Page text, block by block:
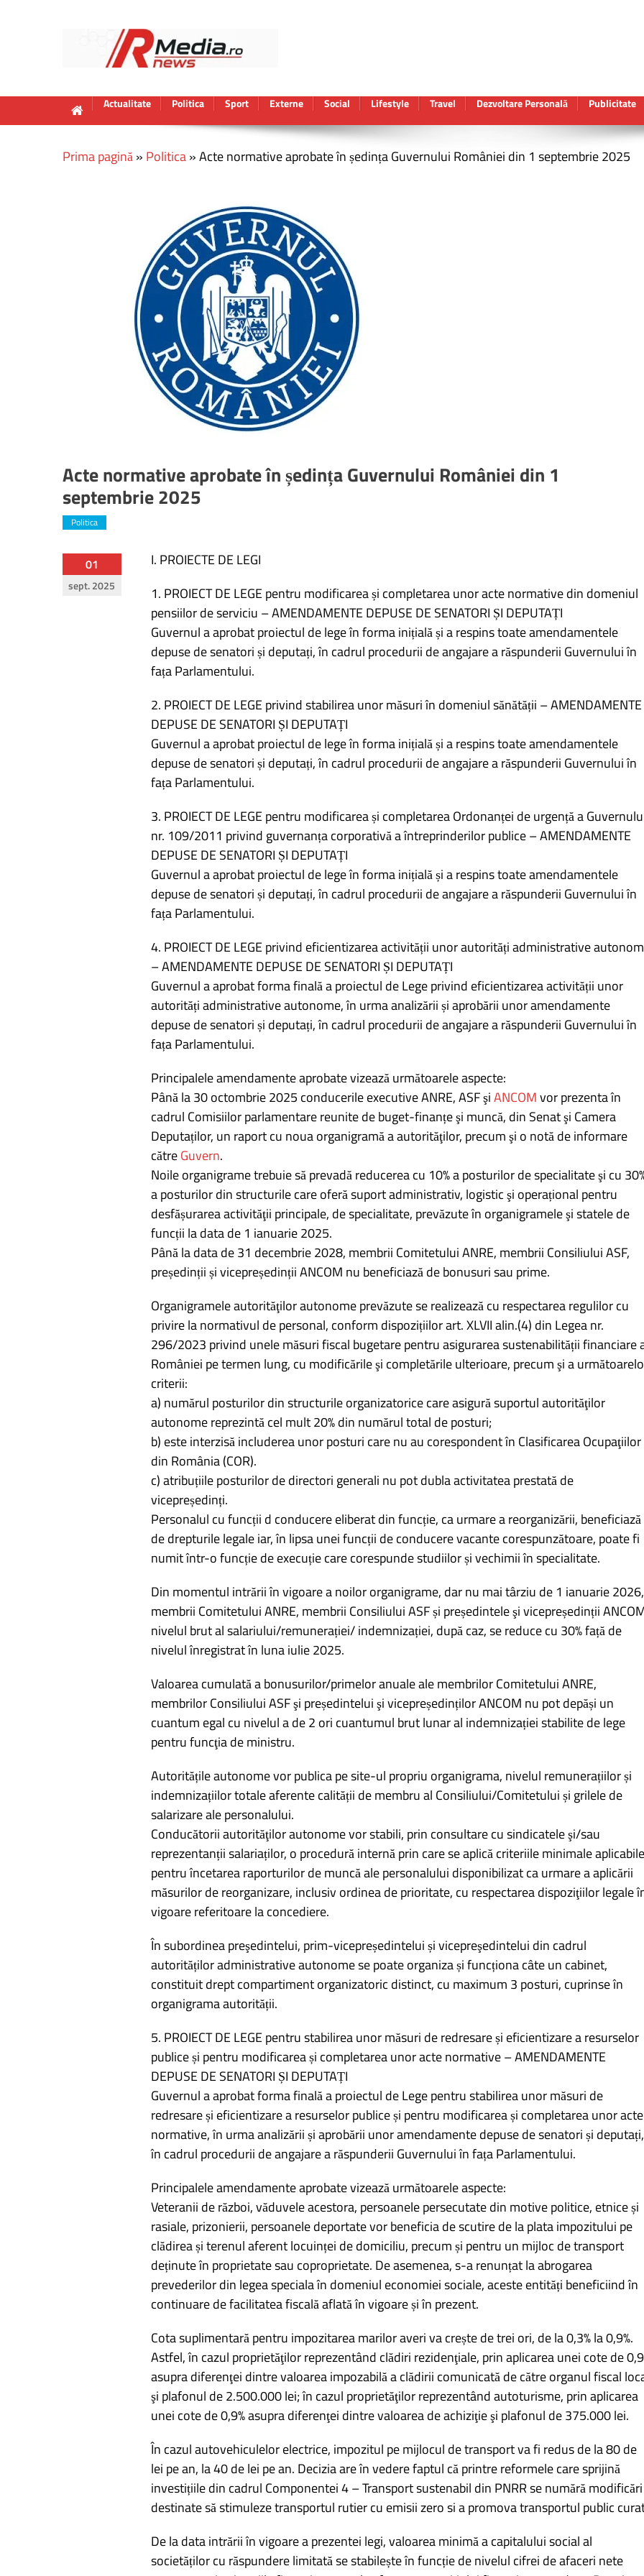
Actualitate Politica Sport Externe Social Lifestyle Travel Dezvoltare Personală Publicitate
Prima pagină» Politica»Acte normative aprobate în ședința Guvernului României din 1 septembrie 2025
Acte normative aprobate în ședința Guvernului României din 1
septembrie 2025
Politica
01
sept. 2025
I. PROIECTE DE LEGI
1. PROIECT DE LEGE pentru modificarea și completarea unor acte normative din domeniul
pensiilor de serviciu – AMENDAMENTE DEPUSE DE SENATORI ȘI DEPUTAȚI
Guvernul a aprobat proiectul de lege în forma inițială și a respins toate amendamentele
depuse de senatori și deputați, în cadrul procedurii de angajare a răspunderii Guvernului în
fața Parlamentului.
2. PROIECT DE LEGE privind stabilirea unor măsuri în domeniul sănătății – AMENDAMENTE
DEPUSE DE SENATORI ȘI DEPUTAȚI
Guvernul a aprobat proiectul de lege în forma inițială și a respins toate amendamentele
depuse de senatori și deputați, în cadrul procedurii de angajare a răspunderii Guvernului în
fața Parlamentului.
3. PROIECT DE LEGE pentru modificarea și completarea Ordonanței de urgență a
nr. 109/2011 privind guvernanța corporativă a întreprinderilor publice – AMENDAMENTE
DEPUSE DE SENATORI ȘI DEPUTAȚI
Guvernul a aprobat proiectul de lege în forma inițială și a respins toate amendamentele
depuse de senatori și deputați, în cadrul procedurii de angajare a răspunderii Guvernului în
fața Parlamentului.
4. PROIECT DE LEGE privind eficientizarea activității unor autorități administrative
– AMENDAMENTE DEPUSE DE SENATORI ȘI DEPUTAȚI
Guvernul a aprobat forma finală a proiectul de Lege privind eficientizarea activității unor
autorități administrative autonome, în urma analizării și aprobării unor amendamente
depuse de senatori și deputați, în cadrul procedurii de angajare a răspunderii Guvernului în
fața Parlamentului.
Principalele amendamente aprobate vizează următoarele aspecte:
Până la 30 octombrie 2025 conducerile executive ANRE, ASF şiANCOMvor prezenta în
cadrul Comisiilor parlamentare reunite de buget-finanțe şi muncă, din Senat şi Camera
Deputaților, un raport cu noua organigramă a autorităţilor, precum şi o notă de informare
cătreGuvern.
Noile organigrame trebuie să prevadă reducerea cu 10% a posturilor de specialitate şi cu
a posturilor din structurile care oferă suport administrativ, logistic şi operațional pentru
desfășurarea activităţii principale, de specialitate, prevăzute în organigramele şi statele de
funcții la data de 1 ianuarie 2025.
Până la data de 31 decembrie 2028, membrii Comitetului ANRE, membrii Consiliului ASF,
președinții și vicepreședinții ANCOM nu beneficiază de bonusuri sau prime.
Organigramele autorităţilor autonome prevăzute se realizează cu respectarea regulilor cu
privire la normativul de personal, conform dispozițiilor art. XLVII alin.(4) din Legea nr.
296/2023 privind unele măsuri fiscal bugetare pentru asigurarea sustenabilității financiare
României pe termen lung, cu modificările şi completările ulterioare, precum şi a
criterii:
a) numărul posturilor din structurile organizatorice care asigură suportul autorităţilor
autonome reprezintă cel mult 20% din numărul total de posturi;
b) este interzisă includerea unor posturi care nu au corespondent în Clasificarea Ocupaţiilor
din România (COR).
c) atribuțiile posturilor de directori generali nu pot dubla activitatea prestată de
vicepreședinți.
Personalul cu funcții d conducere eliberat din funcție, ca urmare a reorganizării, beneficiază
de drepturile legale iar, în lipsa unei funcții de conducere vacante corespunzătoare, poate fi
numit într-o funcție de execuție care corespunde studiilor și vechimii în specialitate.
Din momentul intrării în vigoare a noilor organigrame, dar nu mai târziu de 1 ianuarie 2026,
membrii Comitetului ANRE, membrii Consiliului ASF și președintele şi vicepreședinții
nivelul brut al salariului/remunerației/ indemnizației, după caz, se reduce cu 30% față de
nivelul înregistrat în luna iulie 2025.
Valoarea cumulată a bonusurilor/primelor anuale ale membrilor Comitetului ANRE,
membrilor Consiliului ASF şi președintelui şi vicepreședinților ANCOM nu pot depăși un
cuantum egal cu nivelul a de 2 ori cuantumul brut lunar al indemnizației stabilite de lege
pentru funcţia de ministru.
Autoritățile autonome vor publica pe site-ul propriu organigrama, nivelul remunerațiilor și
indemnizațiilor totale aferente calității de membru al Consiliului/Comitetului și grilele de
salarizare ale personalului.
Conducătorii autorităţilor autonome vor stabili, prin consultare cu sindicatele şi/sau
reprezentanții salariaților, o procedură internă prin care se aplică criteriile minimale aplicabile
pentru încetarea raporturilor de muncă ale personalului disponibilizat ca urmare a aplicării
măsurilor de reorganizare, inclusiv ordinea de prioritate, cu respectarea dispoziţiilor legale
vigoare referitoare la concediere.
În subordinea preşedintelui, prim-vicepreședintelui și vicepreşedintelui din cadrul
autorităților administrative autonome se poate organiza și funcționa câte un cabinet,
constituit drept compartiment organizatoric distinct, cu maximum 3 posturi, cuprinse în
organigrama autorității.
5. PROIECT DE LEGE pentru stabilirea unor măsuri de redresare și eficientizare a resurselor
publice și pentru modificarea și completarea unor acte normative – AMENDAMENTE
DEPUSE DE SENATORI ȘI DEPUTAȚI
Guvernul a aprobat forma finală a proiectul de Lege pentru stabilirea unor măsuri de
redresare și eficientizare a resurselor publice și pentru modificarea și completarea unor acte
normative, în urma analizării și aprobării unor amendamente depuse de senatori și deputați,
în cadrul procedurii de angajare a răspunderii Guvernului în fața Parlamentului.
Principalele amendamente aprobate vizează următoarele aspecte:
Veteranii de război, văduvele acestora, persoanele persecutate din motive politice, etnice și
rasiale, prizonierii, persoanele deportate vor beneficia de scutire de la plata impozitului pe
clădirea și terenul aferent locuinței de domiciliu, precum și pentru un mijloc de transport
deținute în proprietate sau coproprietate. De asemenea, s-a renunțat la abrogarea
prevederilor din legea speciala în domeniul economiei sociale, aceste entități beneficiind în
continuare de facilitatea fiscală aflată în vigoare și în prezent.
Cota suplimentară pentru impozitarea marilor averi va crește de trei ori, de la 0,3% la 0,9%.
Astfel, în cazul proprietăţilor reprezentând clădiri rezidenţiale, prin aplicarea unei cote de
asupra diferenţei dintre valoarea impozabilă a clădirii comunicată de către organul fiscal
şi plafonul de 2.500.000 lei; în cazul proprietăţilor reprezentând autoturisme, prin aplicarea
unei cote de 0,9% asupra diferenţei dintre valoarea de achiziţie şi plafonul de 375.000 lei.
În cazul autovehiculelor electrice, impozitul pe mijlocul de transport va fi redus de la 80 de
lei pe an, la 40 de lei pe an. Decizia are în vedere faptul că printre reformele care sprijină
investițiile din cadrul Componentei 4 – Transport sustenabil din PNRR se numără modificări
destinate să stimuleze transportul rutier cu emisii zero si a promova transportul public
De la data intrării în vigoare a prezentei legi, valoarea minimă a capitalului social al
societăților cu răspundere limitată se stabilește în funcție de nivelul cifrei de afaceri nete
Navigare
în